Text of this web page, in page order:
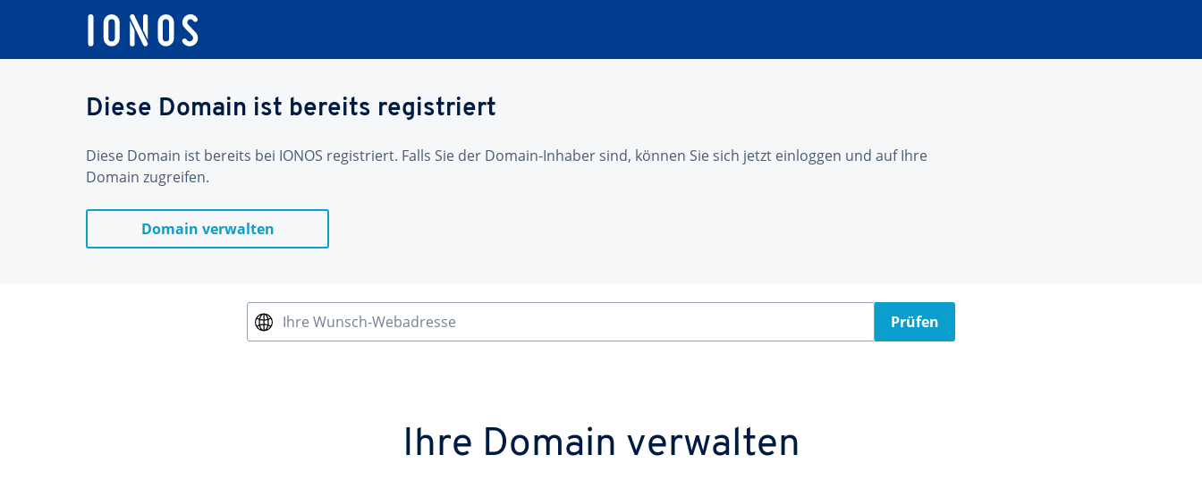
Diese Domain ist bereits registriert
Diese Domain ist bereits bei IONOS registriert. Falls Sie der Domain-Inhaber sind, können Sie sich jetzt einloggen und auf Ihre
Domain zugreifen.
Domain verwalten
Ihre Wunsch-Webadresse Prüfen
Ihre Domain verwalten